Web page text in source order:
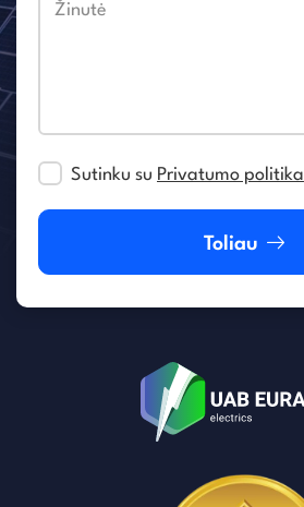
Žinutė
Sutinku su Privatumo politika
Toliau